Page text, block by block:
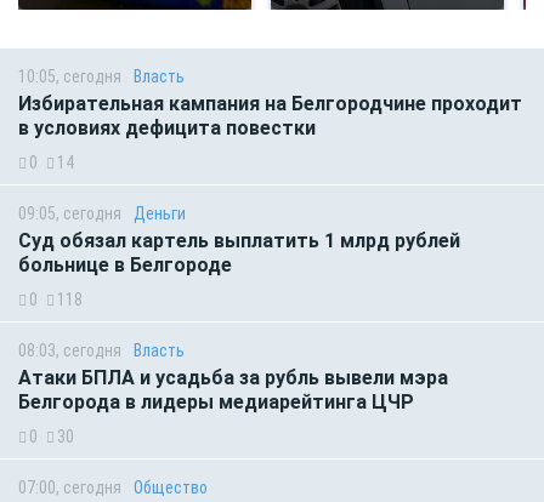
10:05, сегодня Власть
Избирательная кампания на Белгородчине проходит
в условиях дефицита повестки
0 14
09:05, сегодня Деньги
Суд обязал картель выплатить 1 млрд рублей
больнице в Белгороде
0 118
08:03, сегодня Власть
Атаки БПЛА и усадьба за рубль вывели мэра
Белгорода в лидеры медиарейтинга ЦЧР
0 30
07:00, сегодня Общество